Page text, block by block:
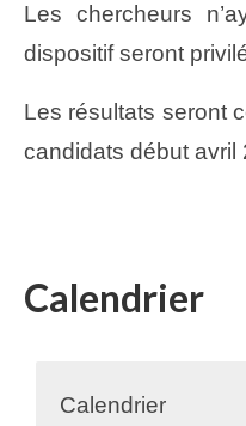
Les chercheurs
dispositif seront
Les résultats seront
candidats début avril
Calendrier
Calendrier